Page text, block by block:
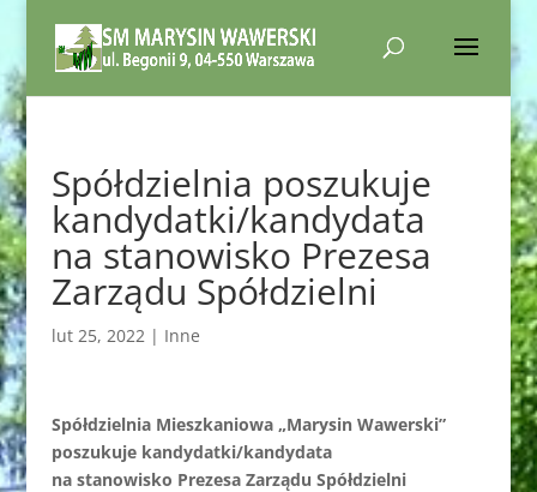
Spółdzielnia poszukuje
kandydatki/kandydata
na stanowisko Prezesa
Zarządu Spółdzielni
lut 25, 2022| Inne
Spółdzielnia Mieszkaniowa „Marysin Wawerski”
poszukuje kandydatki/kandydata
na stanowisko Prezesa Zarządu Spółdzielni